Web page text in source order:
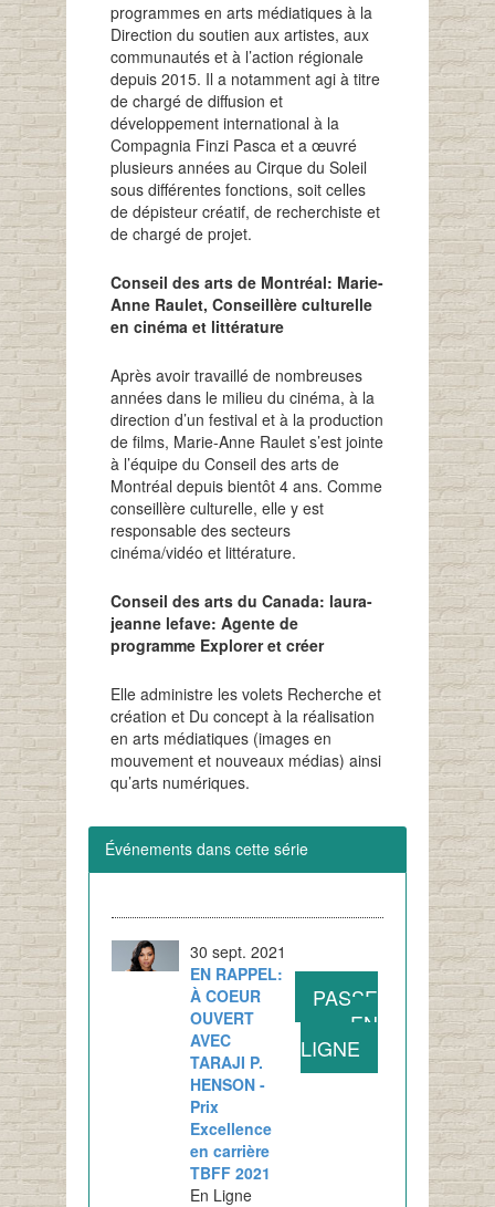
programmes en arts médiatiques à la
Direction du soutien aux artistes, aux
communautés et à l’action régionale
depuis 2015. Il a notamment agi à titre
de chargé de diffusion et
développement international à la
Compagnia Finzi Pasca et a œuvré
plusieurs années au Cirque du Soleil
sous différentes fonctions, soit celles
de dépisteur créatif, de recherchiste et
de chargé de projet.
Conseil des arts de Montréal: Marie-
Anne Raulet, Conseillère culturelle
en cinéma et littérature
Après avoir travaillé de nombreuses
années dans le milieu du cinéma, à la
direction d’un festival et à la production
de films, Marie-Anne Raulet s’est jointe
à l’équipe du Conseil des arts de
Montréal depuis bientôt 4 ans. Comme
conseillère culturelle, elle y est
responsable des secteurs
cinéma/vidéo et littérature.
Conseil des arts du Canada: laura-
jeanne lefave: Agente de
programme Explorer et créer
Elle administre les volets Recherche et
création et Du concept à la réalisation
en arts médiatiques (images en
mouvement et nouveaux médias) ainsi
qu’arts numériques.
Événements dans cette série
30 sept. 2021
EN RAPPEL:
À COEUR
OUVERT
AVEC
TARAJI P.
HENSON -
Prix
Excellence
en carrière
TBFF 2021
En Ligne
PASSE
EN
LIGNE